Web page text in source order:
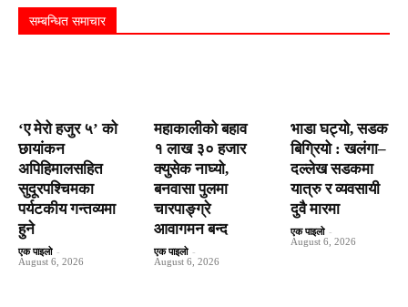
सम्बन्धित समाचार
‘ए मेरो हजुर ५’ को
छायांकन
अपिहिमालसहित
सुदूरपश्चिमका
पर्यटकीय गन्तव्यमा
हुने
एक पाइलो -
August 6, 2026
महाकालीको बहाव
१ लाख ३० हजार
क्युसेक नाघ्यो,
बनवासा पुलमा
चारपाङ्ग्रे
आवागमन बन्द
एक पाइलो -
August 6, 2026
भाडा घट्यो, सडक
बिग्रियो : खलंगा–
दल्लेख सडकमा
यात्रु र व्यवसायी
दुवै मारमा
एक पाइलो -
August 6, 2026